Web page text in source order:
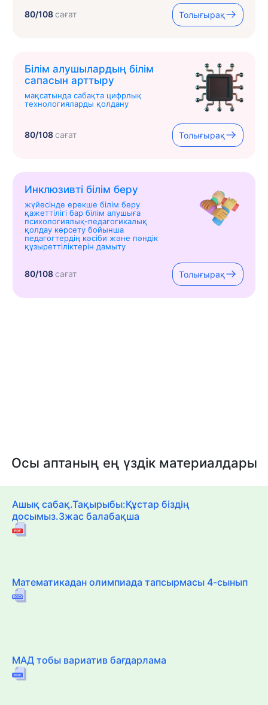
80/108сағат Толығырақ
Білім алушылардың білім
сапасын арттыру
мақсатында сабақта цифрлық
технологияларды қолдану
80/108сағат Толығырақ
Инклюзивті білім беру
жүйесінде ерекше білім беру
қажеттілігі бар білім алушыға
психологиялық-педагогикалық
қолдау көрсету бойынша
педагогтердің кәсіби және пәндік
құзыреттіліктерін дамыту
80/108сағат Толығырақ
Осы аптаның ең үздік материалдары
Ашық сабақ.Тақырыбы:Құстар біздің
досымыз.3жас балабақша
Математикадан олимпиада тапсырмасы 4-сынып
МАД тобы вариатив бағдарлама